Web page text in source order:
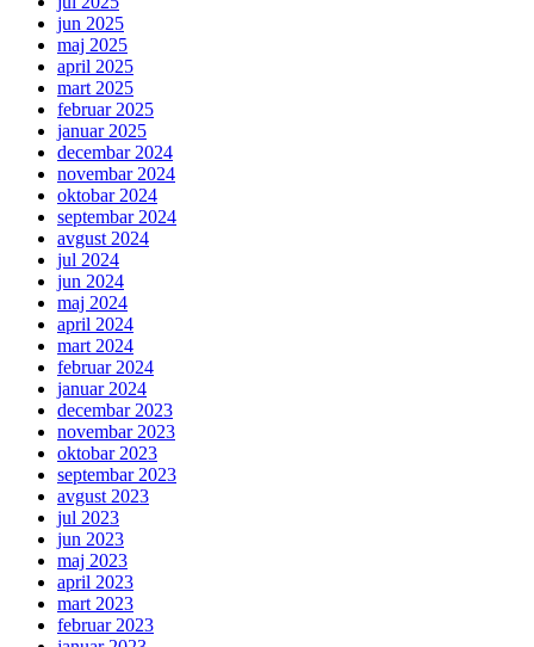
jun 2025
maj 2025
april 2025
mart 2025
februar 2025
januar 2025
decembar 2024
novembar 2024
oktobar 2024
septembar 2024
avgust 2024
jul 2024
jun 2024
maj 2024
april 2024
mart 2024
februar 2024
januar 2024
decembar 2023
novembar 2023
oktobar 2023
septembar 2023
avgust 2023
jul 2023
jun 2023
maj 2023
april 2023
mart 2023
februar 2023